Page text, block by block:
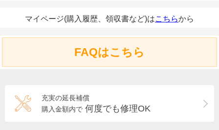
マイページ(購入履歴、領収書など)はこちらから
FAQはこちら
充実の延長補償
購入金額内で 何度でも修理OK